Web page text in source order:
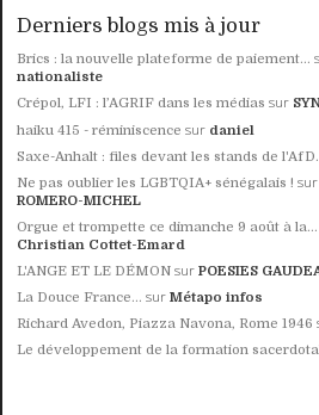
Derniers blogs mis à jour
Brics : la nouvelle plateforme de paiement...
nationaliste
Crépol, LFI : l’AGRIF dans les médias sur
haiku 415 - réminiscence sur daniel
Saxe-Anhalt : files devant les stands de
Ne pas oublier les LGBTQIA+ sénégalais !
ROMERO-MICHEL
Orgue et trompette ce dimanche 9 août à la...
Christian Cottet-Emard
L'ANGE ET LE DÉMON surPOESIES
La Douce France... surMétapo infos
Richard Avedon, Piazza Navona, Rome 1946
Le développement de la formation